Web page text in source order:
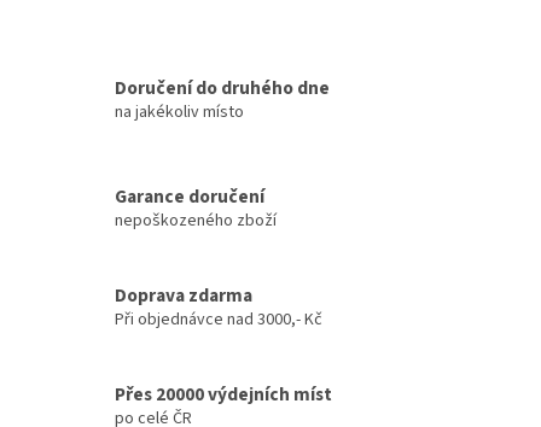
Doručení do druhého dne
na jakékoliv místo
Garance doručení
nepoškozeného zboží
Doprava zdarma
Při objednávce nad 3000,- Kč
Přes 20000 výdejních míst
po celé ČR